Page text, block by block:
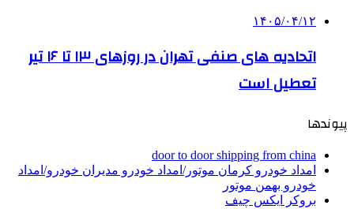
۱۴۰۵/۰۴/۱۲
اتحادیه های صنفی تهران در روزهای ۱۳ تا ۱۶ تیر
تعطیل است
پیوندها
door to door shipping from china
امداد خودرو کرمان موتور/امداد خودرو مدیران خودرو/امداد
خودرو بهمن موتور
بروکر ایکس چیف